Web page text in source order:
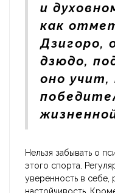
и
как
Дзигоро,
дзюдо,
оно учит,
Нельзя забывать о
этого спорта.
уверенность в себе,